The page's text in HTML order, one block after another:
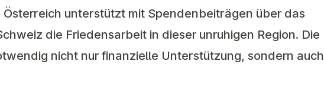
unterstützt mit Spendenbeiträgen über das
die Friedensarbeit in dieser unruhigen Region. Die
nicht nur finanzielle Unterstützung, sondern auch